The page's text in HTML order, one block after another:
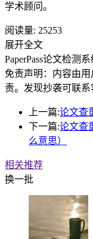
学术顾问。
阅读量: 25253
展开全文
PaperPass论文检测
免责声明：内容由
责。发现抄袭可联系
上一篇:论文查
下一篇:论文查
么意思）
相关推荐
换一批